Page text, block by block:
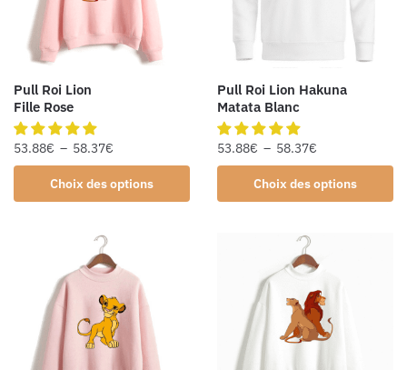
Pull Roi Lion
Fille Rose
53.88€ – 58.37€
Choix des options
Pull Roi Lion Hakuna
Matata Blanc
53.88€ – 58.37€
Choix des options